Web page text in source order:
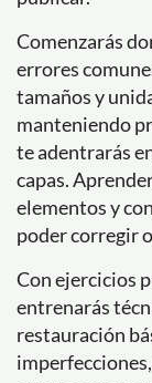
Comenzarás
errores
tamaños y
manteniendo
te adentrarás
capas.
elementos y
poder corregir
Con ejercicios
entrenarás
restauración